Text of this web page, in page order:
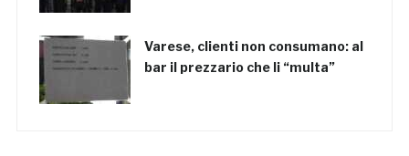
Varese, clienti non consumano: al
bar il prezzario che li “multa”